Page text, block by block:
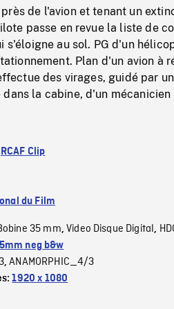
de l'avion et tenant un
passe en revue la liste de
s'éloigne au sol. PG d'un
Plan d'un avion à
des virages, guidé par
dans la cabine, d'un
RCAF Clip
du Film
35 mm,Video Disque Digital,
neg b&w
,ANAMORPHIC_4/3
1920 x 1080